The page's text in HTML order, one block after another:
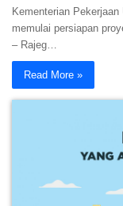
Kementerian
memulai persiapan
– Rajeg…
Read More »